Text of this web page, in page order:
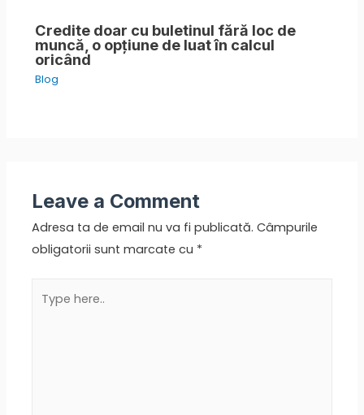
Credite doar cu buletinul fără loc de
muncă, o opțiune de luat în calcul
oricând
Blog
Leave a Comment
Adresa ta de email nu va fi publicată. Câmpurile
obligatorii sunt marcate cu *